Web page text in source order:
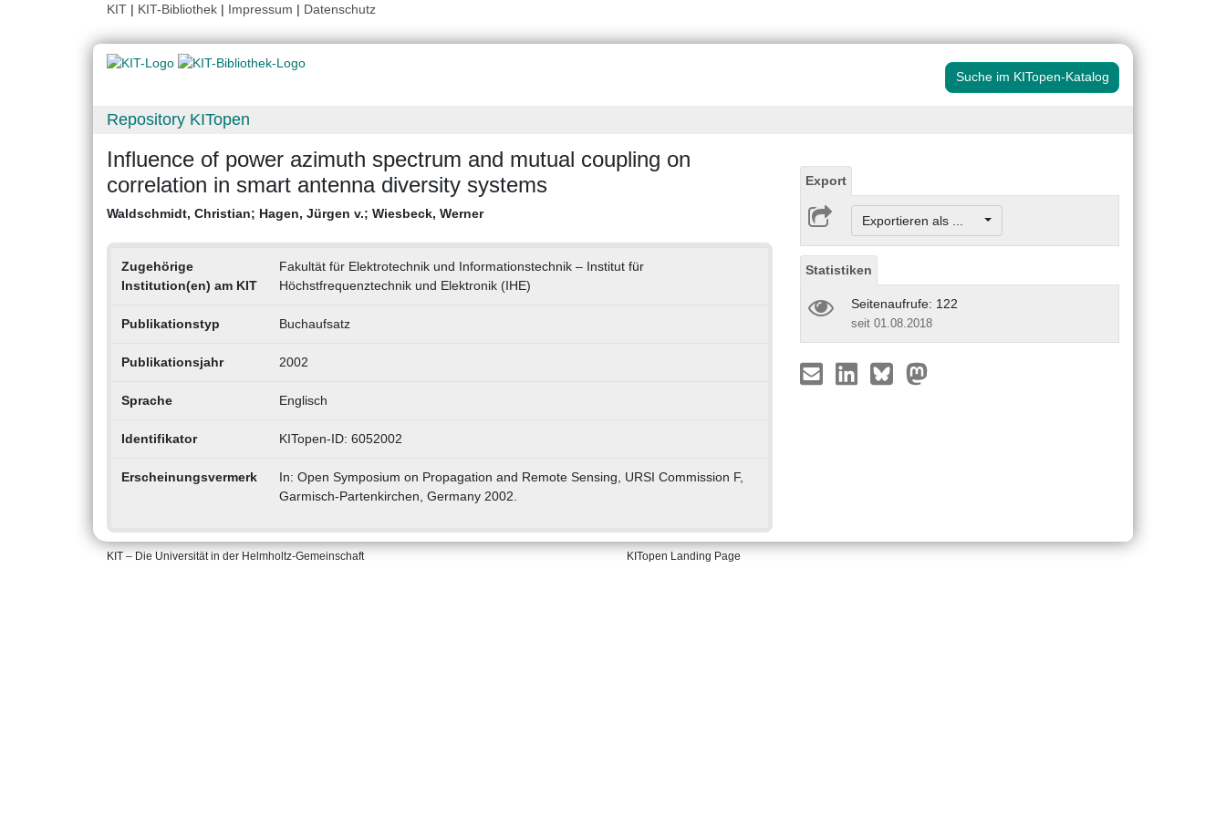
KIT | KIT-Bibliothek | Impressum | Datenschutz
Suche im KITopen-Katalog
Repository KITopen
Influence of power azimuth spectrum and mutual coupling on
correlation in smart antenna diversity systems
Waldschmidt, Christian; Hagen, Jürgen v.; Wiesbeck, Werner
Zugehörige
Institution(en) am KIT
Fakultät für Elektrotechnik und Informationstechnik – Institut für
Höchstfrequenztechnik und Elektronik (IHE)
Publikationstyp Buchaufsatz
Publikationsjahr 2002
Sprache Englisch
Identifikator KITopen-ID: 6052002
Erscheinungsvermerk
In: Open Symposium on Propagation and Remote Sensing, URSI Commission F,
Garmisch-Partenkirchen, Germany 2002.
Export
Exportieren als ...
Statistiken
Seitenaufrufe: 122
seit 01.08.2018
KIT – Die Universität in der Helmholtz-Gemeinschaft KITopen Landing Page